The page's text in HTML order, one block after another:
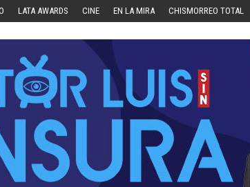
LATA AWARDS CINE EN LA MIRA CHISMORREO TOTAL